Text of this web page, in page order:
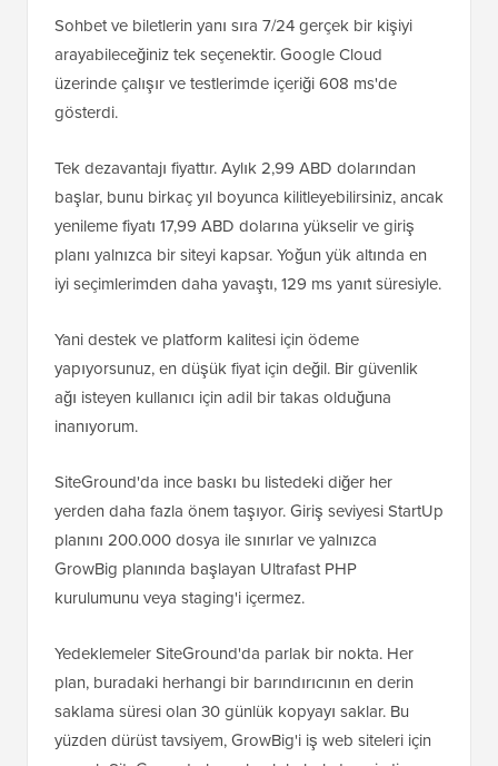
Sohbet ve biletlerin yanı sıra 7/24 gerçek bir kişiyi
arayabileceğiniz tek seçenektir. Google Cloud
üzerinde çalışır ve testlerimde içeriği 608 ms'de
gösterdi.
Tek dezavantajı fiyattır. Aylık 2,99 ABD dolarından
başlar, bunu birkaç yıl boyunca kilitleyebilirsiniz, ancak
yenileme fiyatı 17,99 ABD dolarına yükselir ve giriş
planı yalnızca bir siteyi kapsar. Yoğun yük altında en
iyi seçimlerimden daha yavaştı, 129 ms yanıt süresiyle.
Yani destek ve platform kalitesi için ödeme
yapıyorsunuz, en düşük fiyat için değil. Bir güvenlik
ağı isteyen kullanıcı için adil bir takas olduğuna
inanıyorum.
SiteGround'da ince baskı bu listedeki diğer her
yerden daha fazla önem taşıyor. Giriş seviyesi StartUp
planını 200.000 dosya ile sınırlar ve yalnızca
GrowBig planında başlayan Ultrafast PHP
kurulumunu veya staging'i içermez.
Yedeklemeler SiteGround'da parlak bir nokta. Her
plan, buradaki herhangi bir barındırıcının en derin
saklama süresi olan 30 günlük kopyayı saklar. Bu
yüzden dürüst tavsiyem, GrowBig'i iş web siteleri için